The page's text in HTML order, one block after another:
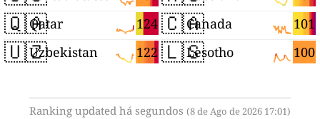
🇶🇦 124
Qatar
🇺🇿 122
Uzbekistan
🇨🇦 101
Canada
🇱🇸 100
Lesotho
Ranking updated há segundos (8 de Ago de 2026 17:01)